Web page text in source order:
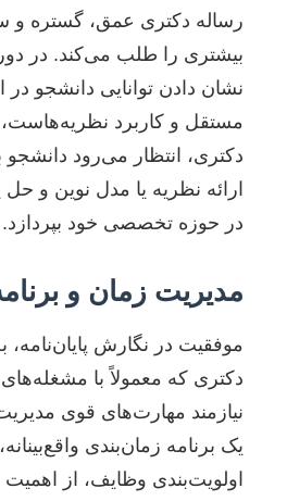
رساله دکتری عمق، گستره و
بیشتری را طلب می‌کند. در
نشان دادن توانایی دانشجو
مستقل و کاربرد نظریه‌هاست،
دکتری، انتظار می‌رود دانشجو
ارائه نظریه یا مدل نوین و
در حوزه تخصصی خود بپردازد.
مدیریت زمان و
موفقیت در نگارش پایان‌نامه،
دکتری که معمولاً با
نیازمند مهارت‌های قوی
یک برنامه زمان‌بندی
اولویت‌بندی وظایف، از اهمیت